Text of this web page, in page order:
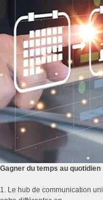
Gagner du temps au
1. Le hub de communication